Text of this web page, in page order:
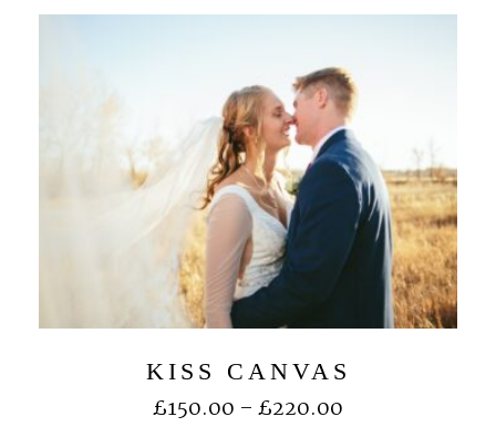
KISS CANVAS
£150.00 – £220.00